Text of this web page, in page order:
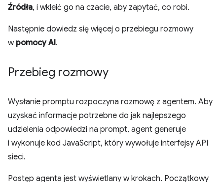
Źródła, i wkleić go na czacie, aby zapytać, co robi.
Następnie dowiedz się więcej o przebiegu rozmowy
w pomocy AI.
Przebieg rozmowy
Wysłanie promptu rozpoczyna rozmowę z agentem. Aby
uzyskać informacje potrzebne do jak najlepszego
udzielenia odpowiedzi na prompt, agent generuje
i wykonuje kod JavaScript, który wywołuje interfejsy API
sieci.
Postęp agenta jest wyświetlany w krokach. Początkowy